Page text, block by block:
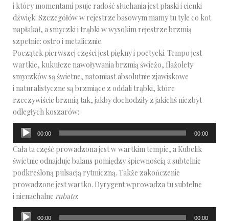
i który momentami psuje radość słuchania jest płaski i cienki
dźwięk. Szczegółów w rejestrze basowym mamy tu tyle co kot
napłakał, a smyczki i trąbki w wysokim rejestrze brzmią
szpetnie: ostro i metalicznie.
Początek pierwszej części jest piękny i poetycki. Tempo jest
wartkie, kukułcze nawoływania brzmią świeżo, flażolety
smyczków są świetne, natomiast absolutnie zjawiskowe
i naturalistyczne są brzmiące z oddali trąbki, które
rzeczywiście brzmią tak, jakby dochodziły z jakichś niezbyt
odległych koszarów:
Odtwarzacz
plików
dźwiękowych
00:00 00:00
Cała ta część prowadzona jest w wartkim tempie, a Kubelik
świetnie odnajduje balans pomiędzy śpiewnością a subtelnie
podkreśloną pulsacją rytmiczną. Także zakończenie
prowadzone jest wartko. Dyrygent wprowadza tu subtelne
i nienachalne rubato:
Odtwarzacz
00:00 00:00